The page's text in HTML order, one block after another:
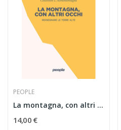
PEOPLE
La montagna, con altri occhi. Ridisegnare le...
14,00 €